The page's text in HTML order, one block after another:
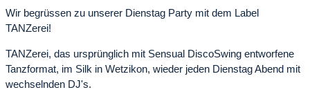
Wir begrüssen zu unserer Dienstag Party mit dem Label
TANZerei!
TANZerei, das ursprünglich mit Sensual DiscoSwing entworfene
Tanzformat, im Silk in Wetzikon, wieder jeden Dienstag Abend mit
wechselnden DJ's.